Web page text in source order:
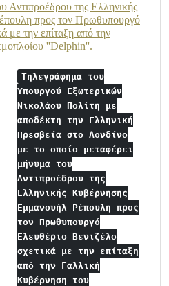
Αντιπροέδρου της Ελληνικής
προς τoν Πρωθυπουργό
με την επίταξη από την
''Delphin''.
Tηλεγράφημα του
Υπουργού Εξωτερικών
Νικολάου Πολίτη με
αποδέκτη την Ελληνική
Πρεσβεία στο Λονδίνο
με το οποίο μεταφέρει
μήνυμα του
Αντιπροέδρου της
Ελληνικής Κυβέρνησης
Εμμανουήλ Ρέπουλη προς
τoν Πρωθυπουργό
Ελευθέριο Βενιζέλο
σχετικά με την επίταξη
από την Γαλλική
Κυβέρνηση του